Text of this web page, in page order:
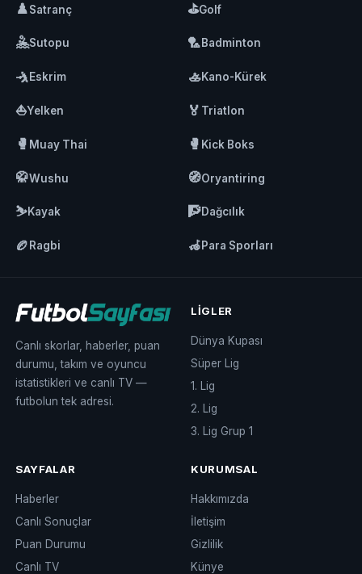
♟️Satranç ⛳Golf
🤽Sutopu 🏸Badminton
🤺Eskrim 🚣Kano-Kürek
⛵Yelken 🏅 Triatlon
🥊 Muay Thai 🥊 Kick Boks
🥋Wushu 🧭Oryantiring
⛷️Kayak 🧗Dağcılık
🏉 Ragbi 🦽Para Sporları
Canlı skorlar, haberler, puan
durumu, takım ve oyuncu
istatistikleri ve canlı TV —
futbolun tek adresi.
LIGLER
Dünya Kupası
Süper Lig
1. Lig
2. Lig
3. Lig Grup 1
SAYFALAR
Haberler
Canlı Sonuçlar
Puan Durumu
Canlı TV
KURUMSAL
Hakkımızda
İletişim
Gizlilik
Künye